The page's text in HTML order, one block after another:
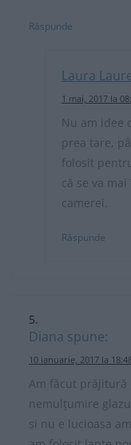
Răspunde
Laura
1 mai, 2017 la
Nu am idee
prea tare,
folosit
că se va
camerei.
Răspunde
Diana spune:
10 ianuarie, 2017 la
Am făcut prăjitură
nemulțumire
si nu e lucioasa